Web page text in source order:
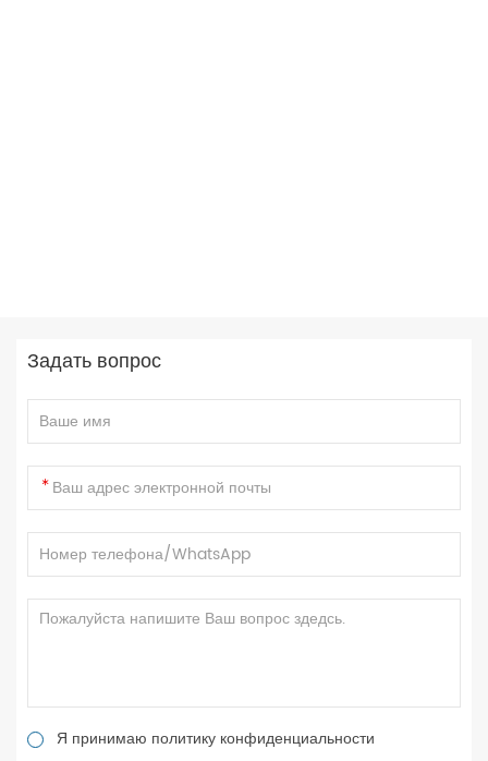
Задать вопрос
Я принимаю политику конфиденциальности